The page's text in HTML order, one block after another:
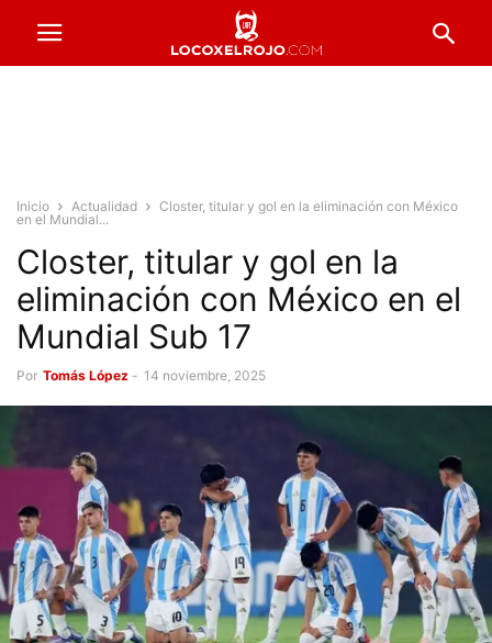
Inicio Actualidad
Closter, titular y gol en la eliminación con México
en el Mundial...
Closter, titular y gol en la
eliminación con México en el
Mundial Sub 17
Por Tomás López - 14 noviembre, 2025